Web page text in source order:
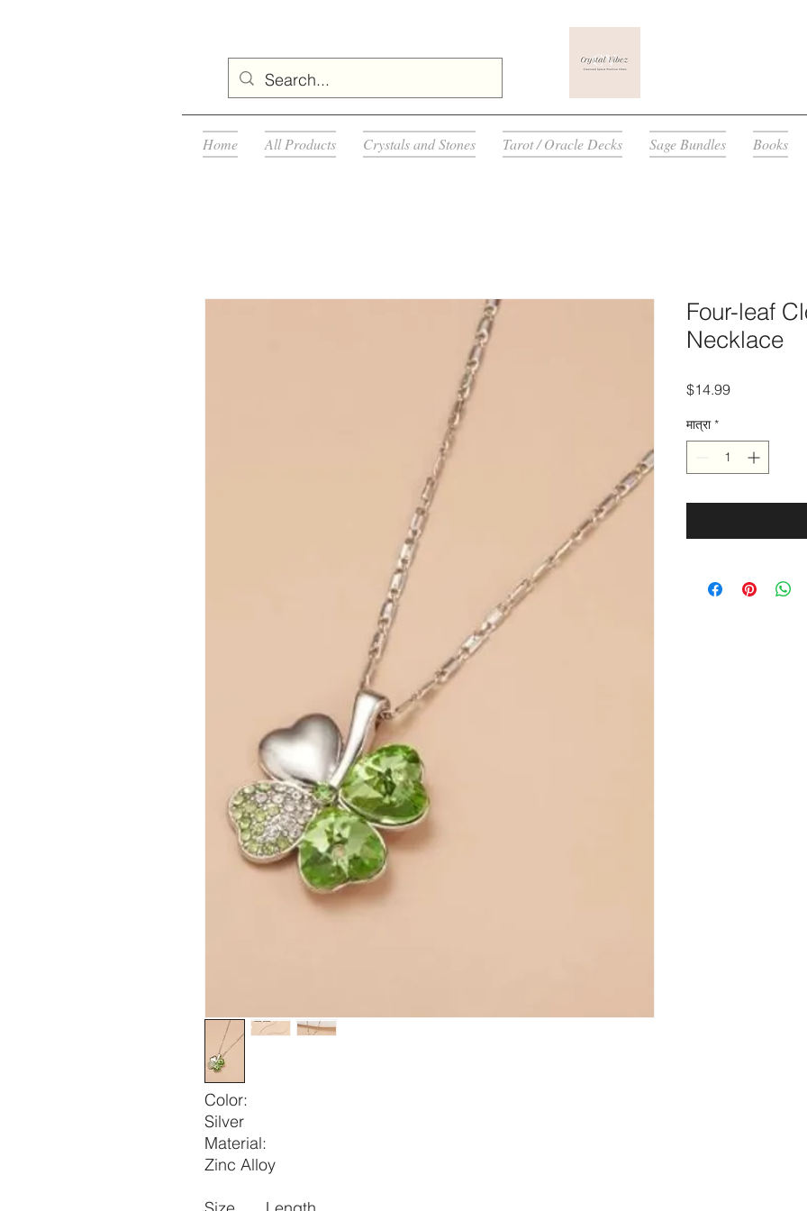
Home All Products Crystals and Stones Tarot / Oracle Decks Sage Bundles Books
Color:
Silver
Material:
Zinc Alloy
Four-leaf
Necklace
$14.99मूल्य
मात्रा *